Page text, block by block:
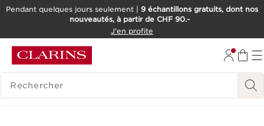
ALLER AU CONTENU
OUTIL D'ACCESSIBILITÉ
Pendant quelques jours seulement | 9 échantillons gratuits, dont nos
nouveautés, à partir de CHF 90.-
J'en profite
HISTORIQUE DES RECHERCHES